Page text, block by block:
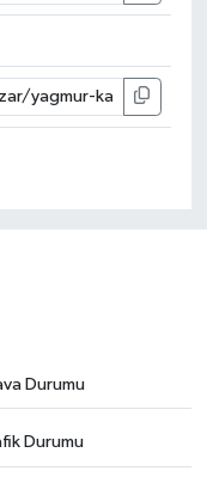
Durumu
Durumu